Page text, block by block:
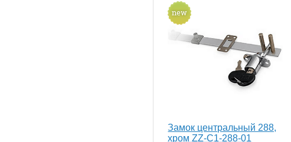
new
Замок центральный 288,
хром ZZ-C1-288-01